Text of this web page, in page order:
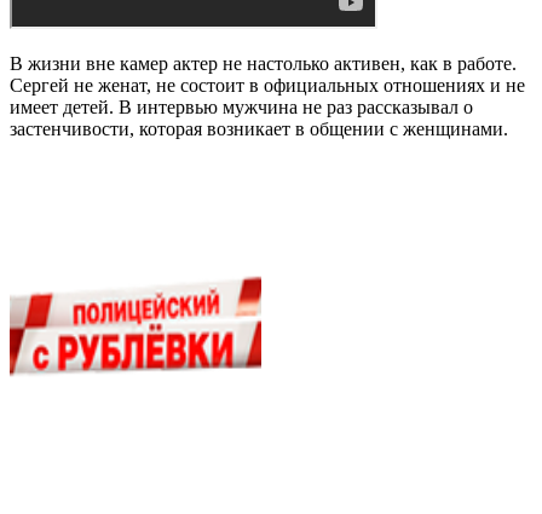
В жизни вне камер актер не настолько активен, как в работе.
Сергей не женат, не состоит в официальных отношениях и не
имеет детей. В интервью мужчина не раз рассказывал о
застенчивости, которая возникает в общении с женщинами.